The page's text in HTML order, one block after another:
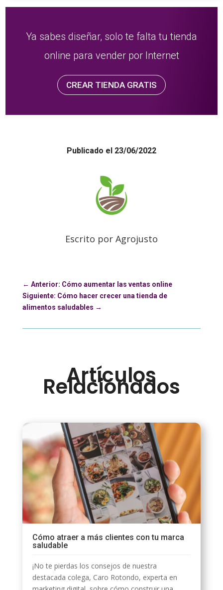
Ya sabes diseñar, solo te falta tu tienda
online para vender por Internet
CREAR TIENDA GRATIS
Publicado el 23/06/2022
Escrito por Agrojusto
← Anterior: Cómo aumentar las ventas online
Siguiente: Cómo hacer crecer una tienda de
alimentos saludables →
Artículos
Relacionados
Cómo atraer a más clientes con tu marca
saludable
¡No te pierdas los consejos de nuestra
destacada colega, Caro Rotondo, experta en